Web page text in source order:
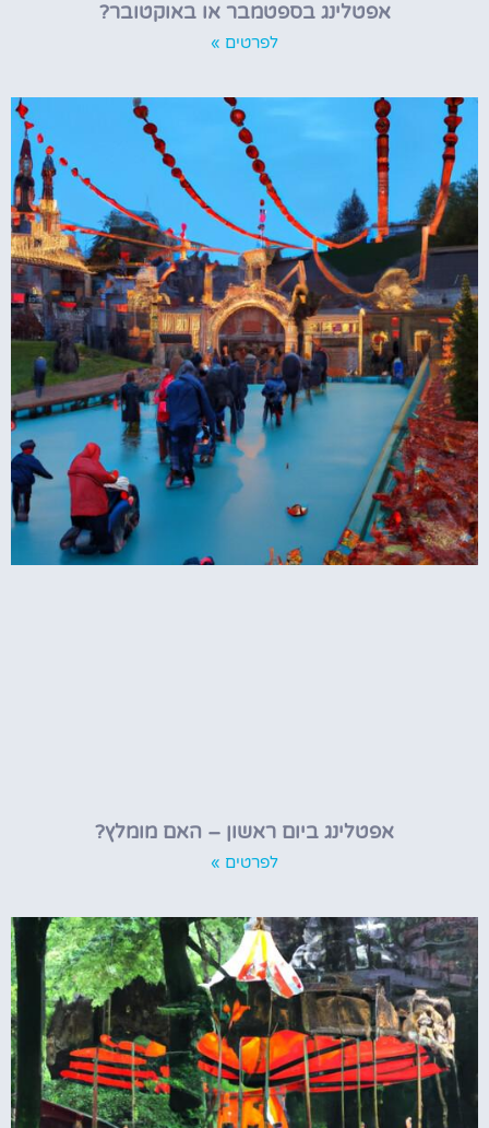
אפטלינג בספטמבר או באוקטובר?
לפרטים »
אפטלינג ביום ראשון – האם מומלץ?
לפרטים »